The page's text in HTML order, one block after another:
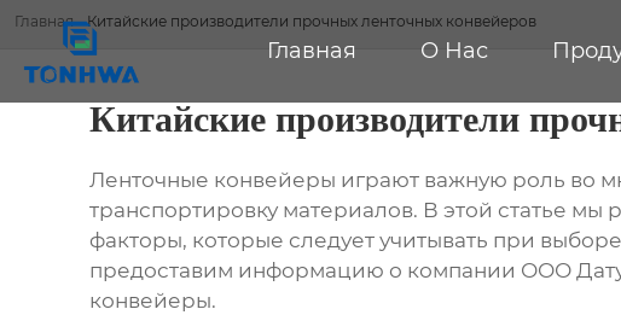
Главная О Нас
Главная-Китайские производители прочных ленточных конвейеров
Китайские производители
Ленточные конвейеры играют важную роль во
транспортировку материалов. В этой статье мы
факторы, которые следует учитывать при
предоставим информацию о компании ООО
конвейеры.